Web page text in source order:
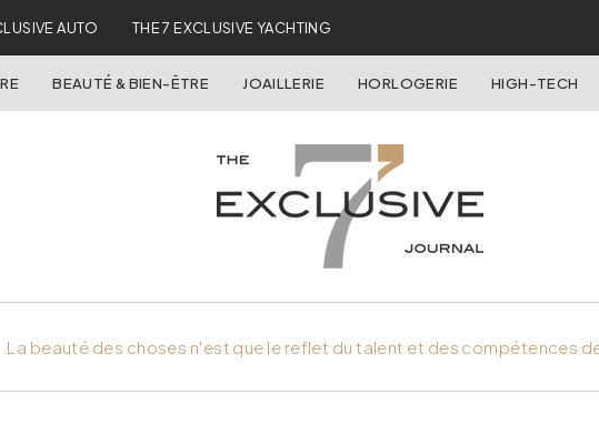
AUTO THE 7 EXCLUSIVE YACHTING
BEAUTÉ & BIEN-ÊTRE JOAILLERIE HORLOGERIE HIGH-TECH
La beauté des choses n'est que le reflet du talent et des compétences